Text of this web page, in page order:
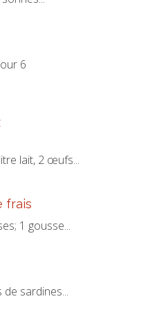
6
lait, 2 œufs...
frais
1 gousse...
sardines...